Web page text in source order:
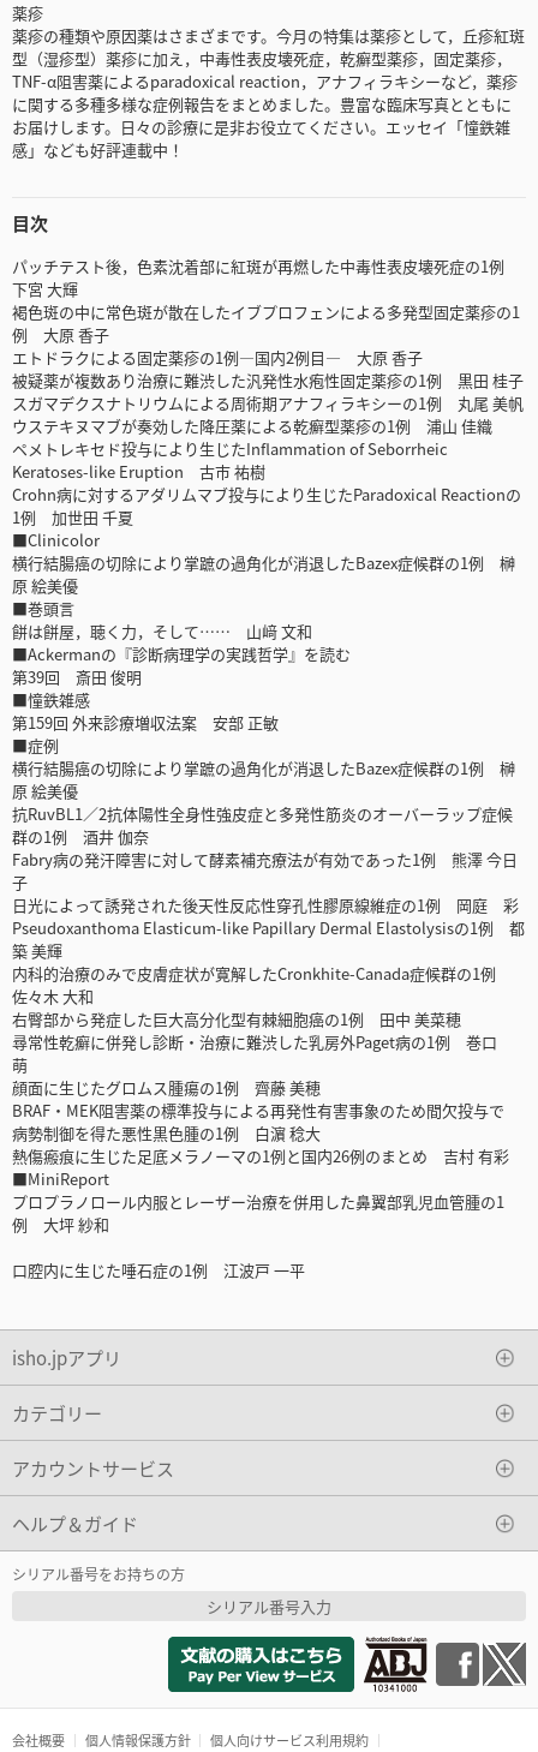
薬疹
薬疹の種類や原因薬はさまざまです。今月の特集は薬疹として，丘疹紅斑
型（湿疹型）薬疹に加え，中毒性表皮壊死症，乾癬型薬疹，固定薬疹，
TNF-α阻害薬によるparadoxical reaction，アナフィラキシーなど，薬疹
に関する多種多様な症例報告をまとめました。豊富な臨床写真とともに
お届けします。日々の診療に是非お役立てください。エッセイ「憧鉄雑
感」なども好評連載中！
目次
パッチテスト後，色素沈着部に紅斑が再燃した中毒性表皮壊死症の1例
下宮 大輝
褐色斑の中に常色斑が散在したイブプロフェンによる多発型固定薬疹の1
例 大原 香子
エトドラクによる固定薬疹の1例―国内2例目― 大原 香子
被疑薬が複数あり治療に難渋した汎発性水疱性固定薬疹の1例 黒田 桂子
スガマデクスナトリウムによる周術期アナフィラキシーの1例 丸尾 美帆
ウステキヌマブが奏効した降圧薬による乾癬型薬疹の1例 浦山 佳織
ペメトレキセド投与により生じたInflammation of Seborrheic
Keratoses-like Eruption 古市 祐樹
Crohn病に対するアダリムマブ投与により生じたParadoxical Reactionの
1例 加世田 千夏
■Clinicolor
横行結腸癌の切除により掌蹠の過角化が消退したBazex症候群の1例 榊
原 絵美優
■巻頭言
餅は餅屋，聴く力，そして…… 山﨑 文和
■Ackermanの『診断病理学の実践哲学』を読む
第39回 斎田 俊明
■憧鉄雑感
第159回 外来診療増収法案 安部 正敏
■症例
横行結腸癌の切除により掌蹠の過角化が消退したBazex症候群の1例 榊
原 絵美優
抗RuvBL1／2抗体陽性全身性強皮症と多発性筋炎のオーバーラップ症候
群の1例 酒井 伽奈
Fabry病の発汗障害に対して酵素補充療法が有効であった1例 熊澤 今日
子
日光によって誘発された後天性反応性穿孔性膠原線維症の1例 岡庭 彩
Pseudoxanthoma Elasticum-like Papillary Dermal Elastolysisの1例 都
築 美輝
内科的治療のみで皮膚症状が寛解したCronkhite-Canada症候群の1例
佐々木 大和
右臀部から発症した巨大高分化型有棘細胞癌の1例 田中 美菜穂
尋常性乾癬に併発し診断・治療に難渋した乳房外Paget病の1例 巻口
萌
顔面に生じたグロムス腫瘍の1例 齊藤 美穂
BRAF・MEK阻害薬の標準投与による再発性有害事象のため間欠投与で
病勢制御を得た悪性黒色腫の1例 白濵 稔大
熱傷瘢痕に生じた足底メラノーマの1例と国内26例のまとめ 吉村 有彩
■MiniReport
プロプラノロール内服とレーザー治療を併用した鼻翼部乳児血管腫の1
例 大坪 紗和
口腔内に生じた唾石症の1例 江波戸 一平
isho.jpアプリ
カテゴリー
アカウントサービス
ヘルプ＆ガイド
シリアル番号をお持ちの方
シリアル番号入力
会社概要 個人情報保護方針 個人向けサービス利用規約